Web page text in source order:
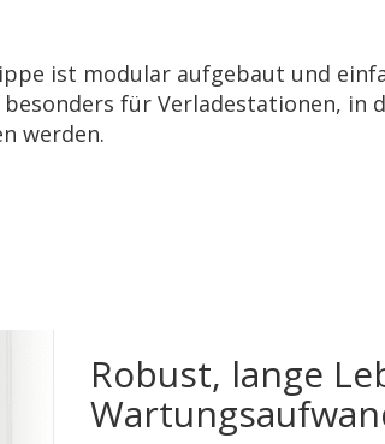
ist modular aufgebaut und
für Verladestationen, in
werden.
Robust, lange